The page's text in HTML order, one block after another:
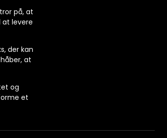
på, at
at levere
der kan
at
og
et